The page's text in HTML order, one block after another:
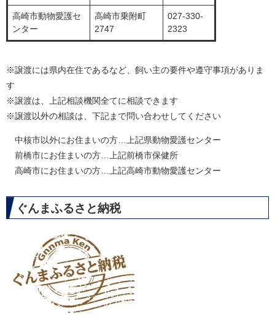
高崎市動物愛護セ
ンター
高崎市乗附町
2747
027-330-
2323
※譲渡には県内在住であるなど、飼い主の要件や遵守事項がありま
す
※譲渡は、上記相談機関全てに相談できます
※譲渡以外の相談は、下記まで問い合わせしてください
中核市以外にお住まいの方…上記県動物愛護センター
前橋市にお住まいの方…上記前橋市保健所
高崎市にお住まいの方…上記高崎市動物愛護センター
ぐんまふるさと納税